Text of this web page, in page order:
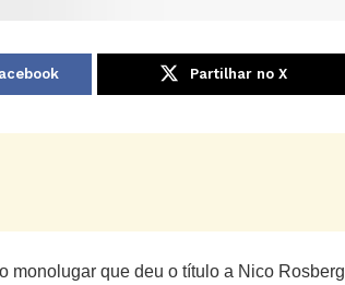
Partilhar no X
monolugar que deu o título a Nico